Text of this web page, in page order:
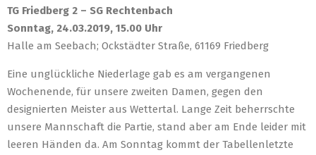
TG Friedberg 2 – SG Rechtenbach
Sonntag, 24.03.2019, 15.00 Uhr
Halle am Seebach; Ockstädter Straße, 61169 Friedberg
Eine unglückliche Niederlage gab es am vergangenen
Wochenende, für unsere zweiten Damen, gegen den
designierten Meister aus Wettertal. Lange Zeit beherrschte
unsere Mannschaft die Partie, stand aber am Ende leider mit
leeren Händen da. Am Sonntag kommt der Tabellenletzte